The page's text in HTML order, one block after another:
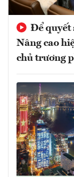
Để quyết
Nâng cao
chủ trương